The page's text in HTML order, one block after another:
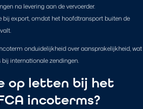
na levering aan de vervoerder.
bij export, omdat het hoofdtransport buiten de
onduidelijkheid over aansprakelijkheid, wat
internationale zendingen.
op letten bij het
incoterms?